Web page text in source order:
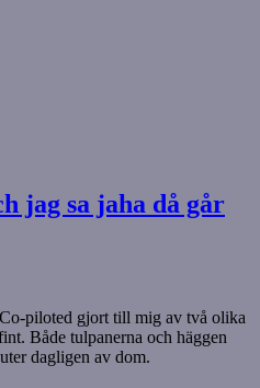
jag sa jaha då går
piloted gjort till mig av två olika
Både tulpanerna och häggen
dagligen av dom.